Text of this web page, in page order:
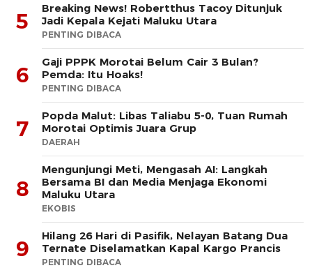
5
Breaking News! Robertthus Tacoy Ditunjuk
Jadi Kepala Kejati Maluku Utara
PENTING DIBACA
6
Gaji PPPK Morotai Belum Cair 3 Bulan?
Pemda: Itu Hoaks!
PENTING DIBACA
7
Popda Malut: Libas Taliabu 5-0, Tuan Rumah
Morotai Optimis Juara Grup
DAERAH
8
Mengunjungi Meti, Mengasah AI: Langkah
Bersama BI dan Media Menjaga Ekonomi
Maluku Utara
EKOBIS
9
Hilang 26 Hari di Pasifik, Nelayan Batang Dua
Ternate Diselamatkan Kapal Kargo Prancis
PENTING DIBACA